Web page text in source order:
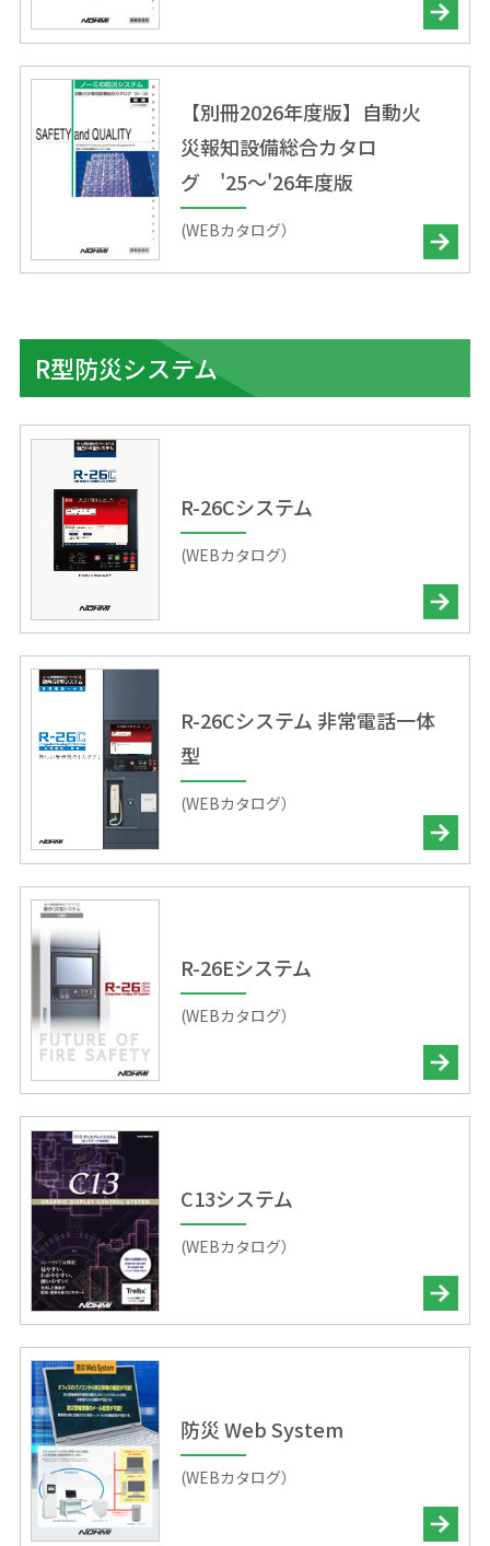
【別冊2026年度版】自動火
災報知設備総合カタロ
グ '25～'26年度版
(WEBカタログ）
R型防災システム
R-26Cシステム
(WEBカタログ）
R-26Cシステム 非常電話一体
型
(WEBカタログ）
R-26Eシステム
(WEBカタログ）
C13システム
(WEBカタログ）
防災 Web System
(WEBカタログ）